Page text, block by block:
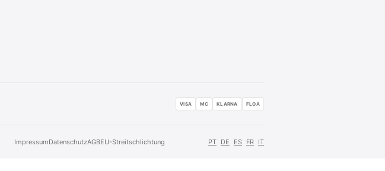
VISA MC KLARNA FLOA
ImpressumDatenschutzAGBEU-Streitschlichtung PT DE ES FR IT